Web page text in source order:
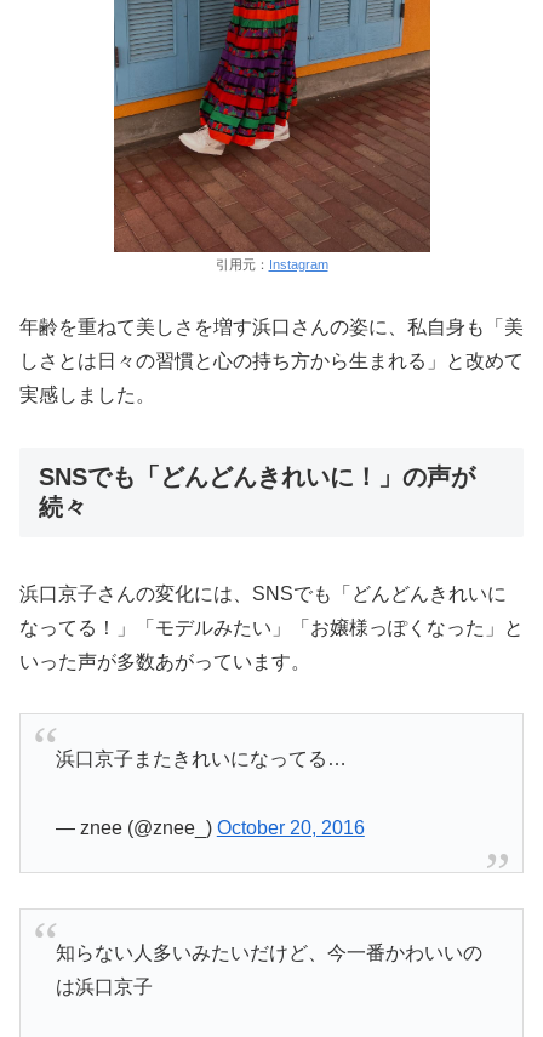
引用元： Instagram
年齢を重ねて美しさを増す浜口さんの姿に、私自身も「美
しさとは日々の習慣と心の持ち方から生まれる」と改めて
実感しました。
SNSでも「どんどんきれいに！」の声が
続々
浜口京子さんの変化には、SNSでも「どんどんきれいに
なってる！」「モデルみたい」「お嬢様っぽくなった」と
いった声が多数あがっています。
浜口京子またきれいになってる…
— znee (@znee_) October 20, 2016
知らない人多いみたいだけど、今一番かわいいの
は浜口京子